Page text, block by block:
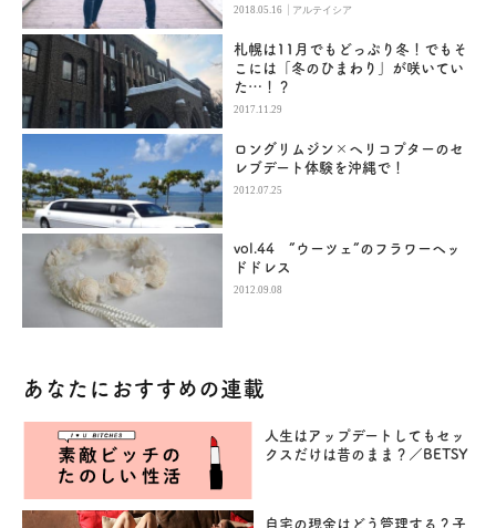
2018.05.16 | アルテイシア
札幌は11月でもどっぷり冬！でもそ
こには「冬のひまわり」が咲いてい
た…！？
2017.11.29
ロングリムジン×ヘリコプターのセ
レブデート体験を沖縄で！
2012.07.25
vol.44 ”ウーツェ”のフラワーヘッ
ドドレス
2012.09.08
あなたにおすすめの連載
人生はアップデートしてもセッ
クスだけは昔のまま？／BETSY
自宅の現金はどう管理する？子